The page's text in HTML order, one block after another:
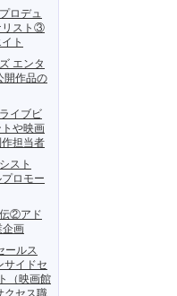
ロデュ
リスト③
ト
エンタ
開作品の
イブビ
や映画
担当者
スト
ロモー
②アド
画
ールス
サイドセ
（映画館
クセス職